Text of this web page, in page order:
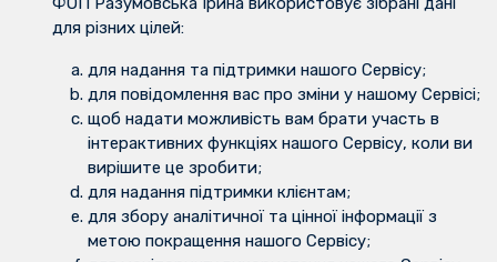
для різних цілей:
для надання та підтримки нашого Сервісу;
для повідомлення вас про зміни у нашому Сервісі;
щоб надати можливість вам брати участь в
інтерактивних функціях нашого Сервісу, коли ви
вирішите це зробити;
для надання підтримки клієнтам;
для збору аналітичної та цінної інформації з
метою покращення нашого Сервісу;